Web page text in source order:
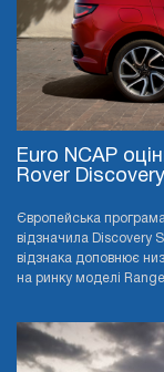
Euro NCAP
Rover
Європейська програма
відзначила Discovery
відзнака доповнює
на ринку моделі